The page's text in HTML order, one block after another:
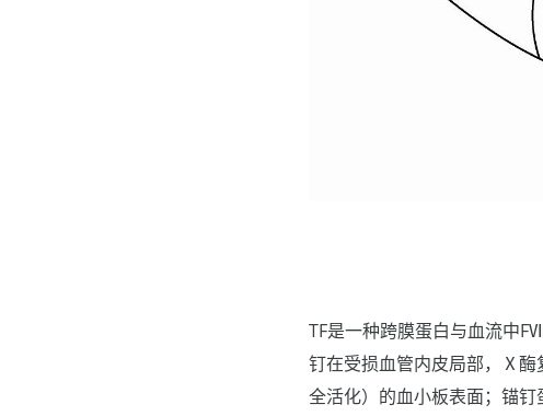
TF是一种跨膜蛋白与血流中
钉在受损血管内皮局部，Ⅹ酶
全活化）的血小板表面；锚